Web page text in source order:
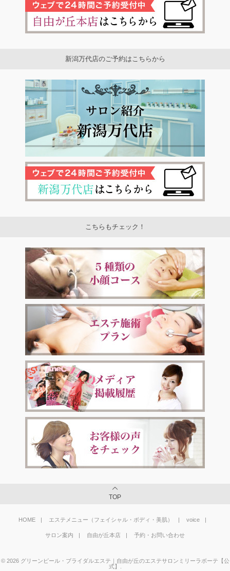
新潟万代店のご予約はこちらから
こちらもチェック！
TOP
HOME エステメニュー（フェイシャル・ボディ・美肌） voice
サロン案内 自由が丘本店 予約・お問い合わせ
© 2026 グリーンピール・ブライダルエステ｜自由が丘のエステサロンミリーラボーテ【公
式】